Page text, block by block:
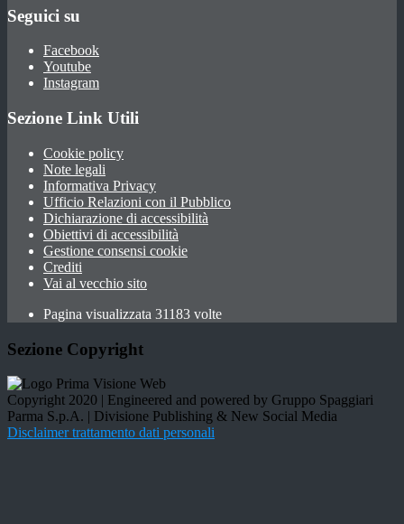
Seguici su
Facebook
Youtube
Instagram
Sezione Link Utili
Cookie policy
Note legali
Informativa Privacy
Ufficio Relazioni con il Pubblico
Dichiarazione di accessibilità
Obiettivi di accessibilità
Gestione consensi cookie
Crediti
Vai al vecchio sito
Pagina visualizzata 31183 volte
Sezione Copyright
Copyright 2020 | Engineered and powered by Gruppo Spaggiari
Parma S.p.A. | Divisione Publishing & New Social Media
Disclaimer trattamento dati personali